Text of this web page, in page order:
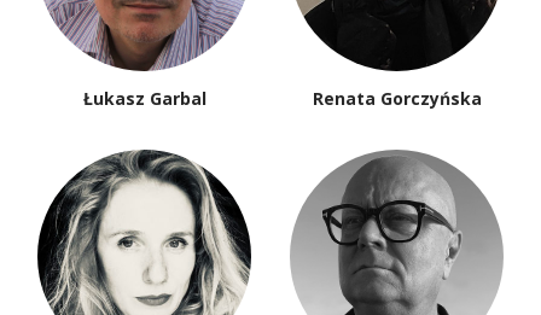
Łukasz Garbal Renata Gorczyńska